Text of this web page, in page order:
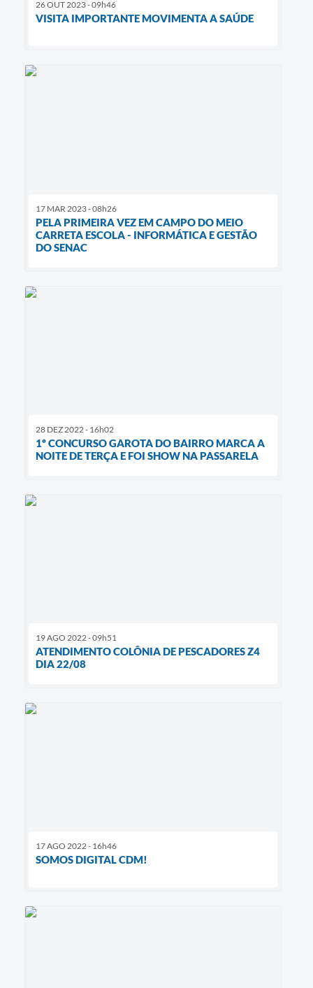
26 OUT 2023 - 09h46
VISITA IMPORTANTE MOVIMENTA A SAÚDE
17 MAR 2023 - 08h26
PELA PRIMEIRA VEZ EM CAMPO DO MEIO
CARRETA ESCOLA - INFORMÁTICA E GESTÃO
DO SENAC
28 DEZ 2022 - 16h02
1º CONCURSO GAROTA DO BAIRRO MARCA A
NOITE DE TERÇA E FOI SHOW NA PASSARELA
19 AGO 2022 - 09h51
ATENDIMENTO COLÔNIA DE PESCADORES Z4
DIA 22/08
17 AGO 2022 - 16h46
SOMOS DIGITAL CDM!